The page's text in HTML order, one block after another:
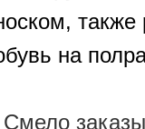
также
на
Смело